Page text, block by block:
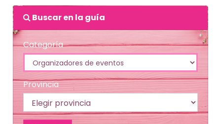
Buscar en la guía
Categoría
Provincia